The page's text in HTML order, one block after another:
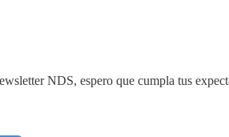
NDS, espero que cumpla tus